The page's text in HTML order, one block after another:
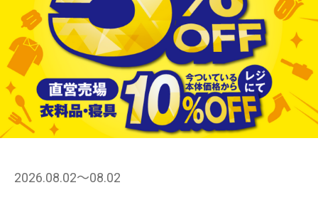
2026.08.02〜08.02